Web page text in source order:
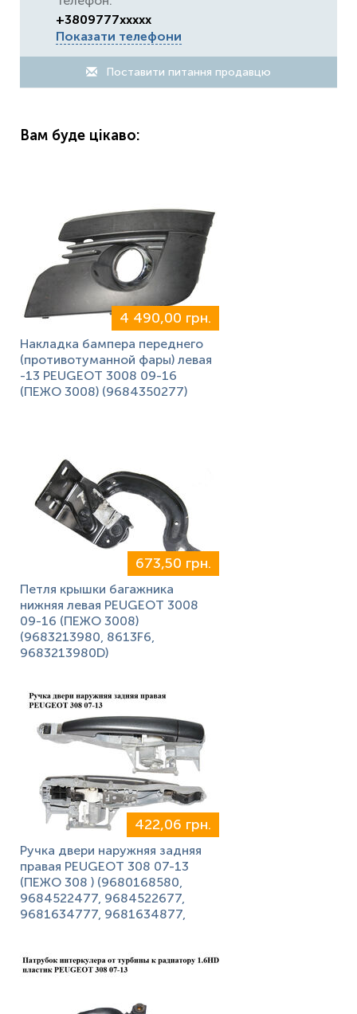
+3809777xxxxx
Показати телефони
Поставити питання продавцю
Вам буде цікаво:
4 490,00 грн.
Накладка бампера переднего
(противотуманной фары) левая
-13 PEUGEOT 3008 09-16
(ПЕЖО 3008) (9684350277)
673,50 грн.
Петля крышки багажника
нижняя левая PEUGEOT 3008
09-16 (ПЕЖО 3008)
(9683213980, 8613F6,
9683213980D)
422,06 грн.
Ручка двери наружняя задняя
правая PEUGEOT 308 07-13
(ПЕЖО 308 ) (9680168580,
9684522477, 9684522677,
9681634777, 9681634877,